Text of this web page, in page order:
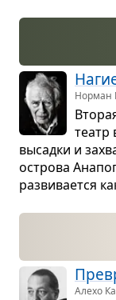
Норман
театр
высадки и
острова
раз­ви­ва­ется
Алехо